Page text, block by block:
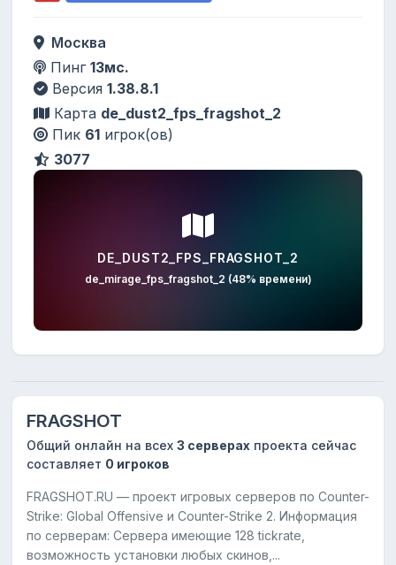
Москва
Пинг 13мс.
Версия 1.38.8.1
Карта de_dust2_fps_fragshot_2
Пик 61 игрок(ов)
3077
DE_DUST2_FPS_FRAGSHOT_2
de_mirage_fps_fragshot_2 (48% времени)
FRAGSHOT
Общий онлайн на всех 3 серверах проекта сейчас
составляет 0 игроков
FRAGSHOT.RU — проект игровых серверов по Counter-
Strike: Global Offensive и Counter-Strike 2. Информация
по серверам: Cервера имеющие 128 tickrate,
возможность установки любых скинов,...